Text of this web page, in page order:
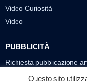
Video Curiosità
Video
PUBBLICITÀ
Richiesta pubblicazione
Questo sito